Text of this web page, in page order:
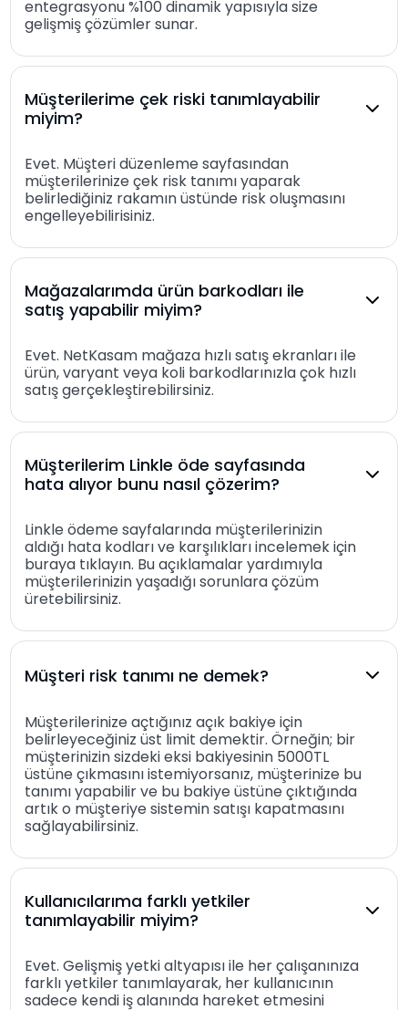
entegrasyonu %100 dinamik yapısıyla size
gelişmiş çözümler sunar.
Müşterilerime çek riski tanımlayabilir
miyim?
Evet. Müşteri düzenleme sayfasından
müşterilerinize çek risk tanımı yaparak
belirlediğiniz rakamın üstünde risk oluşmasını
engelleyebilirisiniz.
Mağazalarımda ürün barkodları ile
satış yapabilir miyim?
Evet. NetKasam mağaza hızlı satış ekranları ile
ürün, varyant veya koli barkodlarınızla çok hızlı
satış gerçekleştirebilirsiniz.
Müşterilerim Linkle öde sayfasında
hata alıyor bunu nasıl çözerim?
Linkle ödeme sayfalarında müşterilerinizin
aldığı hata kodları ve karşılıkları incelemek için
buraya tıklayın. Bu açıklamalar yardımıyla
müşterilerinizin yaşadığı sorunlara çözüm
üretebilirsiniz.
Müşteri risk tanımı ne demek?
Müşterilerinize açtığınız açık bakiye için
belirleyeceğiniz üst limit demektir. Örneğin; bir
müşterinizin sizdeki eksi bakiyesinin 5000TL
üstüne çıkmasını istemiyorsanız, müşterinize bu
tanımı yapabilir ve bu bakiye üstüne çıktığında
artık o müşteriye sistemin satışı kapatmasını
sağlayabilirsiniz.
Kullanıcılarıma farklı yetkiler
tanımlayabilir miyim?
Evet. Gelişmiş yetki altyapısı ile her çalışanınıza
farklı yetkiler tanımlayarak, her kullanıcının
sadece kendi iş alanında hareket etmesini